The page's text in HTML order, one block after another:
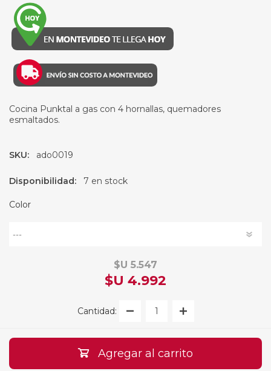
Cocina Punktal a gas con 4 hornallas, quemadores
esmaltados.
SKU: ado0019
Disponibilidad: 7 en stock
Color
$U 5.547
$U 4.992
Cantidad:
Agregar al carrito